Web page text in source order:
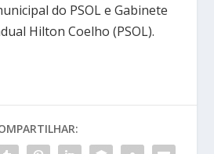
do PSOL e Gabinete
Hilton Coelho (PSOL).